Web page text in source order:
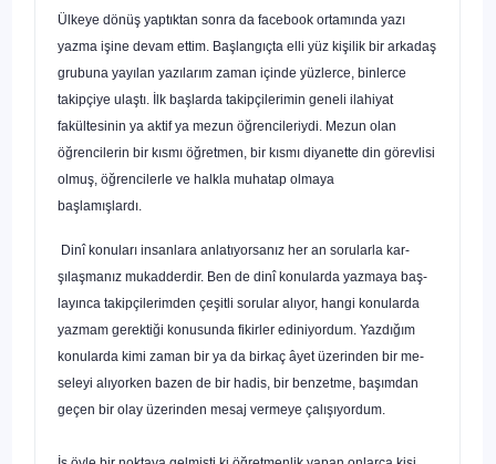
Ülkeye dönüş yaptıktan sonra da facebook ortamında yazı
yazma işine devam ettim. Başlangıçta elli yüz kişilik bir arkadaş
grubuna yayılan yazılarım zaman içinde yüzlerce, binlerce
takipçiye ulaştı. İlk başlarda takipçilerimin geneli ilahiyat
fakültesinin ya aktif ya mezun öğrencileriydi. Mezun olan
öğrencilerin bir kısmı öğretmen, bir kısmı diyanette din görevlisi
olmuş, öğrencilerle ve halkla muhatap olmaya
başlamışlardı.
Dinî konuları insanlara anlatıyorsanız her an sorularla kar­
şılaşmanız mukadderdir. Ben de dinî konularda yazmaya baş­
layınca takipçilerimden çeşitli sorular alıyor, hangi konularda
yazmam gerektiği konusunda fikirler ediniyordum. Yazdığım
konularda kimi zaman bir ya da birkaç âyet üzerinden bir me­
seleyi alıyorken bazen de bir hadis, bir benzetme, başımdan
geçen bir olay üzerinden mesaj vermeye çalışıyordum.